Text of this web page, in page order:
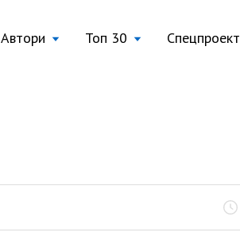
Автори Топ 30 Спецпроект